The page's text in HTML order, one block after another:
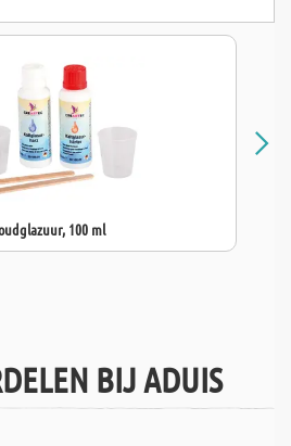
100 ml
BIJ ADUIS